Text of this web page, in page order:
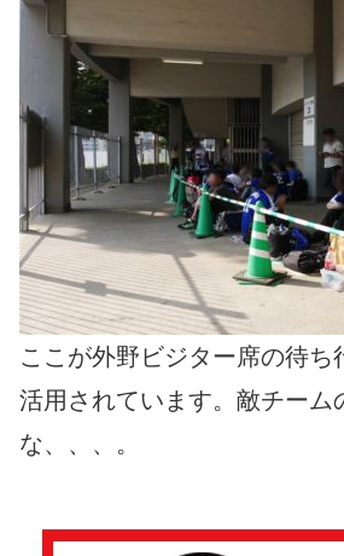
ここが外野ビジター席の待ち
活用されています。敵チーム
な、、、。